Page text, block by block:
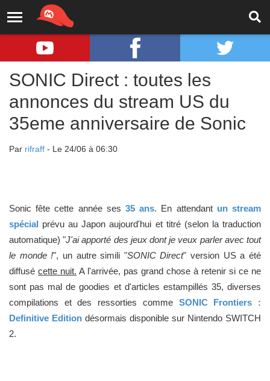
SONIC Direct : toutes les
annonces du stream US du
35eme anniversaire de Sonic
Par rifraff - Le 24/06 à 06:30
Sonic fête cette année ses 35 ans. En attendant un stream
spécial prévu au Japon aujourd'hui et titré (selon la traduction
automatique) "J'ai apporté des jeux dont je veux parler avec tout
le monde !", un autre simili "SONIC Direct" version US a été
diffusé cette nuit. A l'arrivée, pas grand chose à retenir si ce ne
sont pas mal de goodies et d'articles estampillés 35, diverses
compilations et des ressorties comme SONIC Frontiers
:
Definitive Edition désormais disponible sur Nintendo SWITCH
2.